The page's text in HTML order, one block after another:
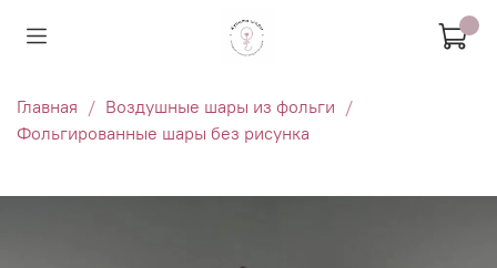
Главная
Воздушные шары из фольги
Фольгированные шары без рисунка